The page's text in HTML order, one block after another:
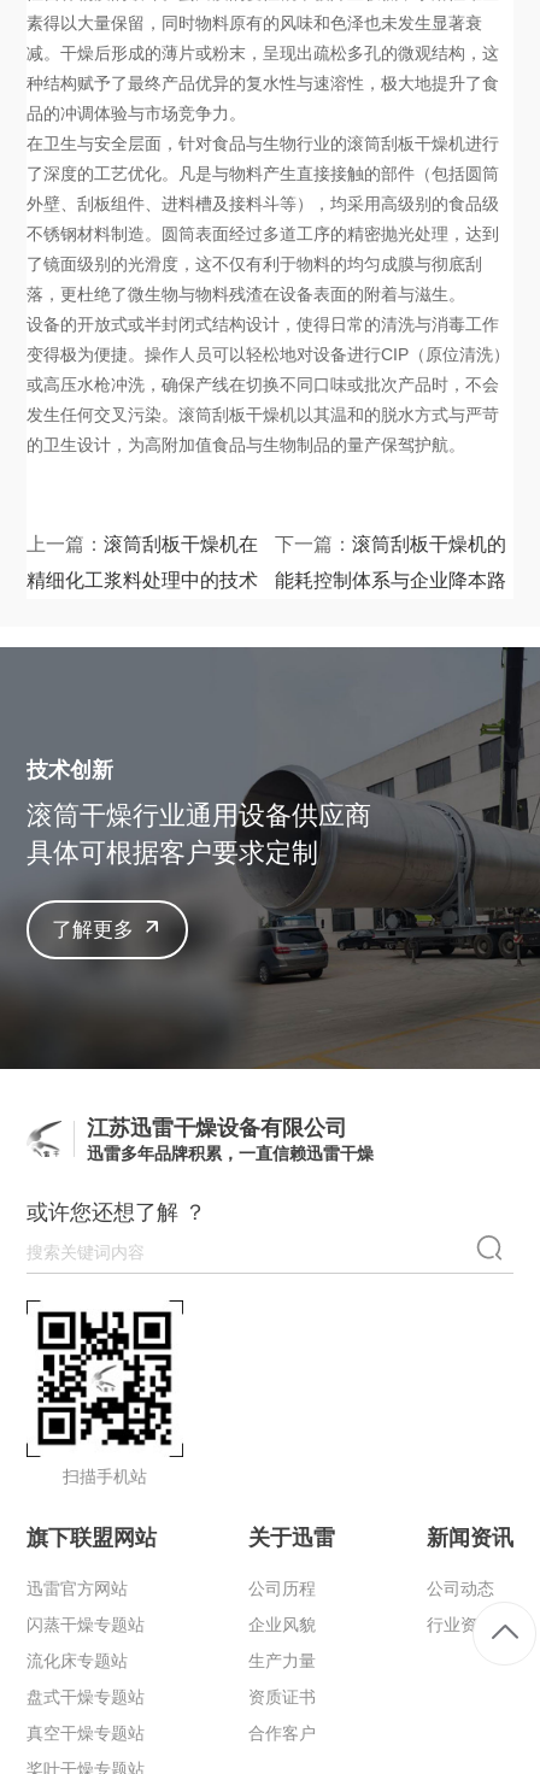
素得以大量保留，同时物料原有的风味和色泽也未发生显著衰
减。干燥后形成的薄片或粉末，呈现出疏松多孔的微观结构，这
种结构赋予了最终产品优异的复水性与速溶性，极大地提升了食
品的冲调体验与市场竞争力。
在卫生与安全层面，针对食品与生物行业的滚筒刮板干燥机进行
了深度的工艺优化。凡是与物料产生直接接触的部件（包括圆筒
外壁、刮板组件、进料槽及接料斗等），均采用高级别的食品级
不锈钢材料制造。圆筒表面经过多道工序的精密抛光处理，达到
了镜面级别的光滑度，这不仅有利于物料的均匀成膜与彻底刮
落，更杜绝了微生物与物料残渣在设备表面的附着与滋生。
设备的开放式或半封闭式结构设计，使得日常的清洗与消毒工作
变得极为便捷。操作人员可以轻松地对设备进行CIP（原位清洗）
或高压水枪冲洗，确保产线在切换不同口味或批次产品时，不会
发生任何交叉污染。滚筒刮板干燥机以其温和的脱水方式与严苛
的卫生设计，为高附加值食品与生物制品的量产保驾护航。
上一篇：滚筒刮板干燥机在
精细化工浆料处理中的技术
下一篇： 滚筒刮板干燥机的
能耗控制体系与企业降本路
技术创新
滚筒干燥行业通用设备供应商
具体可根据客户要求定制
了解更多
江苏迅雷干燥设备有限公司
迅雷多年品牌积累，一直信赖迅雷干燥
或许您还想了解 ？
扫描手机站
旗下联盟网站
迅雷官方网站
闪蒸干燥专题站
流化床专题站
盘式干燥专题站
真空干燥专题站
桨叶干燥专题站
关于迅雷
公司历程
企业风貌
生产力量
资质证书
合作客户
新闻资讯
公司动态
行业资讯